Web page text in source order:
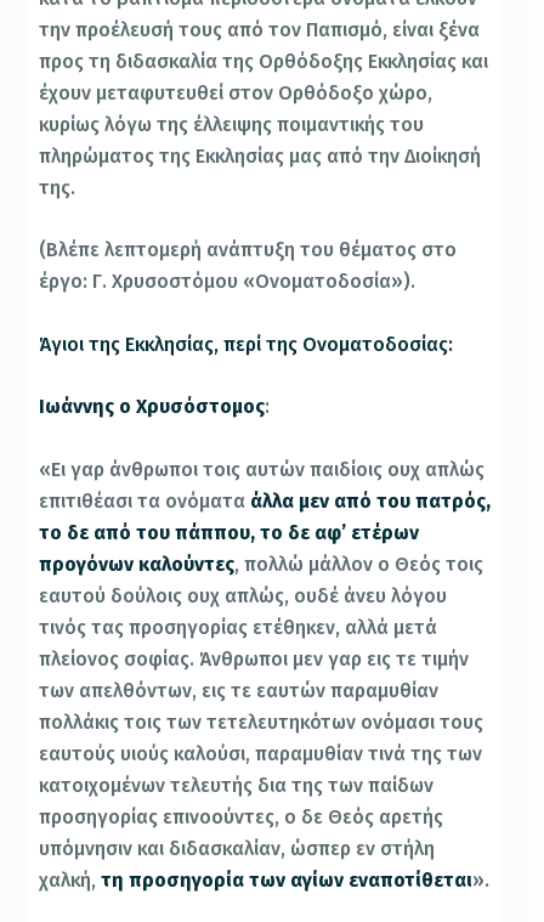
την προέλευσή τους από τον Παπισμό, είναι ξένα
προς τη διδασκαλία της Ορθόδοξης Εκκλησίας και
έχουν μεταφυτευθεί στον Ορθόδοξο χώρο,
κυρίως λόγω της έλλειψης ποιμαντικής του
πληρώματος της Εκκλησίας μας από την Διοίκησή
της.
(Βλέπε λεπτομερή ανάπτυξη του θέματος στο
έργο: Γ. Χρυσοστόμου «Ονοματοδοσία»).
Άγιοι της Εκκλησίας, περί της Ονοματοδοσίας:
Ιωάννης ο Χρυσόστομος:
«Ει γαρ άνθρωποι τοις αυτών παιδίοις ουχ απλώς
επιτιθέασι τα ονόματα άλλα μεν από του πατρός,
το δε από του πάππου, το δε αφ’ ετέρων
προγόνων καλούντες, πολλώ μάλλον ο Θεός τοις
εαυτού δούλοις ουχ απλώς, ουδέ άνευ λόγου
τινός τας προσηγορίας ετέθηκεν, αλλά μετά
πλείονος σοφίας. Άνθρωποι μεν γαρ εις τε τιμήν
των απελθόντων, εις τε εαυτών παραμυθίαν
πολλάκις τοις των τετελευτηκότων ονόμασι τους
εαυτούς υιούς καλούσι, παραμυθίαν τινά της των
κατοιχομένων τελευτής δια της των παίδων
προσηγορίας επινοούντες, ο δε Θεός αρετής
υπόμνησιν και διδασκαλίαν, ώσπερ εν στήλη
χαλκή,τη προσηγορία των αγίων εναποτίθεται».